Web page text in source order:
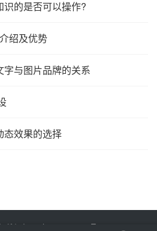
的是否可以操作?
绍及优势
与图片品牌的关系
态效果的选择
所有 鲁ICP备2022012774号-2